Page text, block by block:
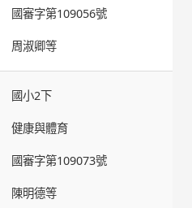
國審字第109056號
周淑卿等
國小2下
健康與體育
國審字第109073號
陳明德等